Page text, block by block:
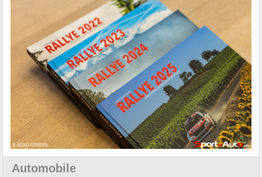
Automobile